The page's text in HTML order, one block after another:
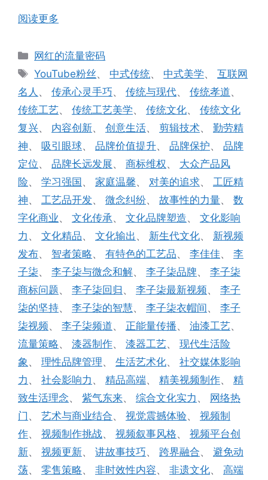
阅读更多
分
类
网红的流量密码
标
签
YouTube粉丝、 中式传统、 中式美学、互联网
名人 、 传承心灵手巧、 传统与现代、 传统孝道、
传统工艺、 传统工艺美学、 传统文化、 传统文化
复兴、 内容创新、 创意生活、 剪辑技术、 勤劳精
神、 吸引眼球、 品牌价值提升、 品牌保护、 品牌
定位、 品牌长远发展、 商标维权 、 大众产品风
险、 学习强国 、 家庭温馨、 对美的追求、 工匠精
神、 工艺品开发、 微念纠纷、 故事性的力量、 数
字化商业、 文化传承、 文化品牌塑造、 文化影响
力 、 文化精品、 文化输出 、 新生代文化、 新视频
发布、 智者策略、 有特色的工艺品、 李佳佳、 李
子柒、 李子柒与微念和解、 李子柒品牌、 李子柒
商标问题、 李子柒回归 、 李子柒最新视频、 李子
柒的坚持、 李子柒的智慧、 李子柒衣帽间、 李子
柒视频、 李子柒频道、 正能量传播、 油漆工艺、
流量策略、 漆器制作、 漆器工艺、 现代生活险
象、 理性品牌管理、 生活艺术化、 社交媒体影响
力 、 社会影响力 、 精品高端、 精美视频制作、 精
致生活理念、 紫气东来、 综合文化实力 、 网络热
门 、 艺术与商业结合、 视觉震撼体验、 视频制
作、 视频制作挑战、 视频叙事风格、 视频平台创
新、 视频更新、 讲故事技巧、 跨界融合、 避免动
荡、 零售策略、 非时效性内容、 非遗文化、 高端